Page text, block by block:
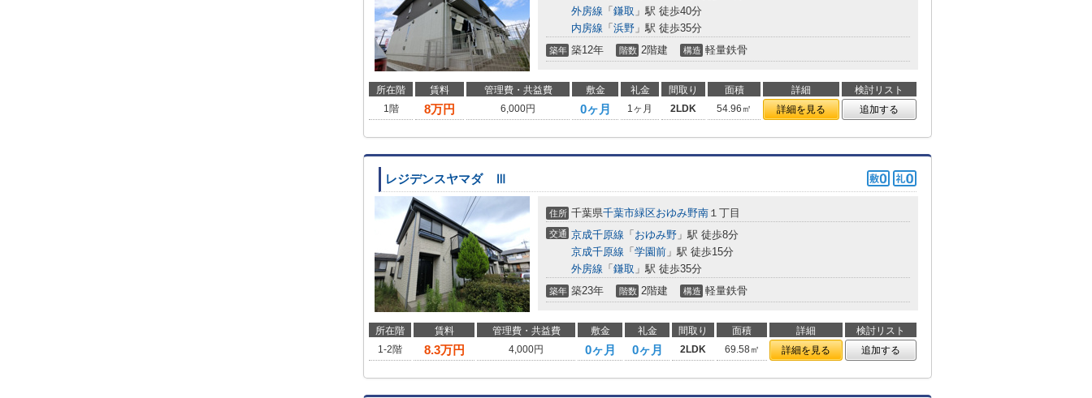
外房線 「 鎌取 」駅 徒歩40分
内房線 「 浜野 」駅 徒歩35分
築年 築12年 階数 2階建 構造 軽量鉄骨
所在階 賃料 管理費・共益費 敷金 礼金 間取り 面積 詳細
検討リスト
1階
8万円 6,000円 0ヶ月 1ヶ月 2LDK 54.96㎡ 詳細を見る 追加する
レジデンスヤマダ Ⅲ
住所 千葉県千葉市緑区おゆみ野南 １丁目
交通 京成千原線 「 おゆみ野 」駅 徒歩8分
京成千原線 「 学園前 」駅 徒歩15分
外房線 「 鎌取 」駅 徒歩35分
築年 築23年 階数 2階建 構造 軽量鉄骨
所在階 賃料 管理費・共益費 敷金 礼金 間取り 面積 詳細
検討リスト
1-2階
8.3万円 4,000円 0ヶ月 0ヶ月 2LDK 69.58㎡ 詳細を見る 追加する